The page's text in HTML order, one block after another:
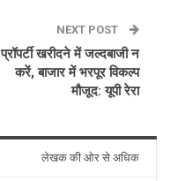
NEXT POST
प्रॉपर्टी खरीदने में जल्दबाजी न
करें, बाजार में भरपूर विकल्प
मौजूद: यूपी रेरा
लेखक की ओर से अधिक